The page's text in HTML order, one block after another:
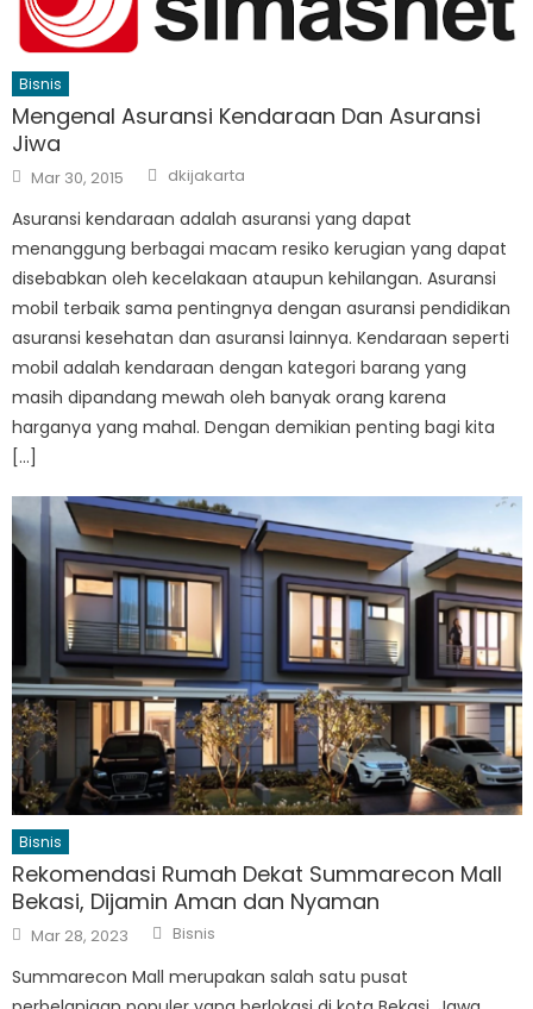
Bisnis
Mengenal Asuransi Kendaraan Dan Asuransi
Jiwa
Posted
on
Mar 30, 2015 Author
dkijakarta
Asuransi kendaraan adalah asuransi yang dapat
menanggung berbagai macam resiko kerugian yang dapat
disebabkan oleh kecelakaan ataupun kehilangan. Asuransi
mobil terbaik sama pentingnya dengan asuransi pendidikan
asuransi kesehatan dan asuransi lainnya. Kendaraan seperti
mobil adalah kendaraan dengan kategori barang yang
masih dipandang mewah oleh banyak orang karena
harganya yang mahal. Dengan demikian penting bagi kita
[…]
Bisnis
Rekomendasi Rumah Dekat Summarecon Mall
Bekasi, Dijamin Aman dan Nyaman
Posted
on
Mar 28, 2023 Author
Bisnis
Summarecon Mall merupakan salah satu pusat